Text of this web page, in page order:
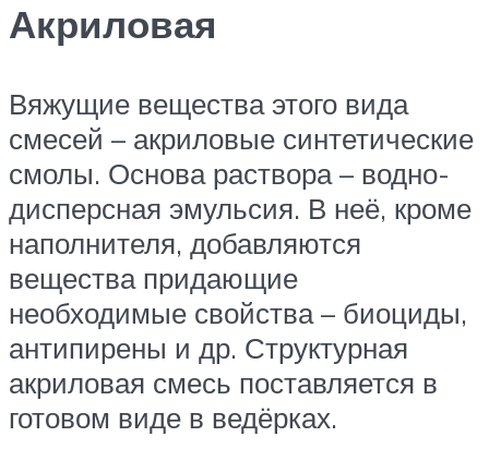
Акриловая
Вяжущие вещества этого вида
смесей – акриловые синтетические
смолы. Основа раствора – водно-
дисперсная эмульсия. В неё, кроме
наполнителя, добавляются
вещества придающие
необходимые свойства – биоциды,
антипирены и др. Структурная
акриловая смесь поставляется в
готовом виде в ведёрках.